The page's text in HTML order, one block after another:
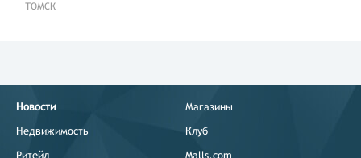
ТОМСК
Новости
Недвижимость
Ритейл
Магазины
Клуб
Malls.com